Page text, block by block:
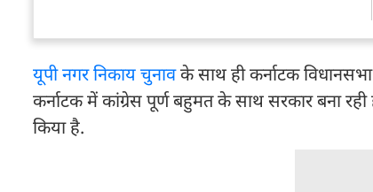
यूपी नगर निकाय चुनावके साथ ही कर्नाटक
कर्नाटक में कांग्रेस पूर्ण बहुमत के साथ सरकार बना
किया है.